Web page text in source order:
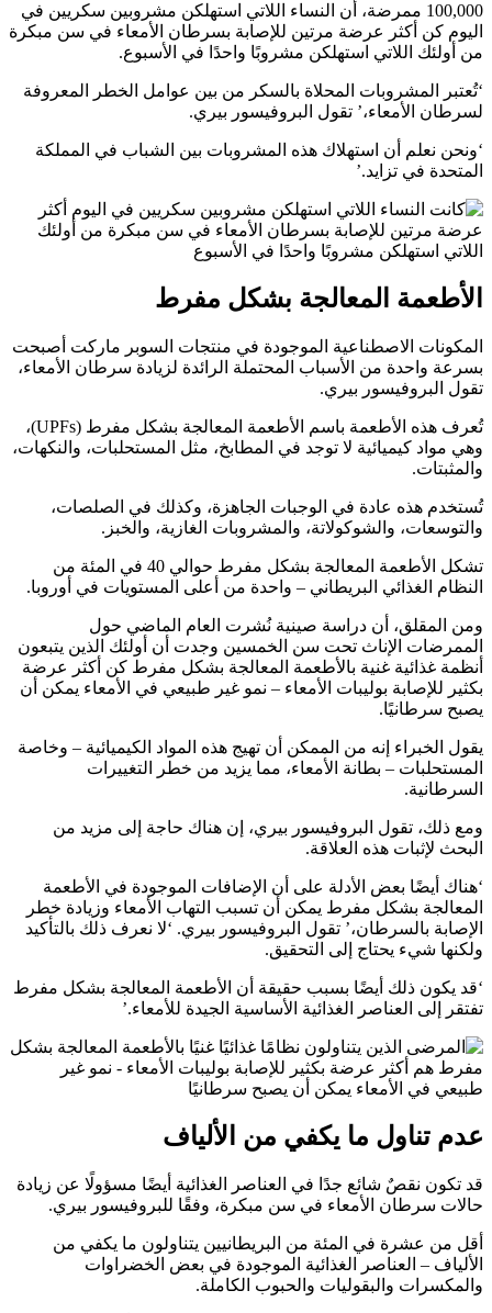
100,000 ممرضة، أن النساء اللاتي استهلكن مشروبين سكريين في
اليوم كن أكثر عرضة مرتين للإصابة بسرطان الأمعاء في سن مبكرة
من أولئك اللاتي استهلكن مشروبًا واحدًا في الأسبوع.
‘تُعتبر المشروبات المحلاة بالسكر من بين عوامل الخطر المعروفة
لسرطان الأمعاء،’ تقول البروفيسور بيري.
‘ونحن نعلم أن استهلاك هذه المشروبات بين الشباب في المملكة
المتحدة في تزايد.’
الأطعمة المعالجة بشكل مفرط
المكونات الاصطناعية الموجودة في منتجات السوبر ماركت أصبحت
بسرعة واحدة من الأسباب المحتملة الرائدة لزيادة سرطان الأمعاء،
تقول البروفيسور بيري.
تُعرف هذه الأطعمة باسم الأطعمة المعالجة بشكل مفرط (UPFs)،
وهي مواد كيميائية لا توجد في المطابخ، مثل المستحلبات، والنكهات،
والمثبتات.
تُستخدم هذه عادة في الوجبات الجاهزة، وكذلك في الصلصات،
والتوسعات، والشوكولاتة، والمشروبات الغازية، والخبز.
تشكل الأطعمة المعالجة بشكل مفرط حوالي 40 في المئة من
النظام الغذائي البريطاني – واحدة من أعلى المستويات في أوروبا.
ومن المقلق، أن دراسة صينية نُشرت العام الماضي حول
الممرضات الإناث تحت سن الخمسين وجدت أن أولئك الذين يتبعون
أنظمة غذائية غنية بالأطعمة المعالجة بشكل مفرط كن أكثر عرضة
بكثير للإصابة بوليبات الأمعاء – نمو غير طبيعي في الأمعاء يمكن أن
يصبح سرطانيًا.
يقول الخبراء إنه من الممكن أن تهيج هذه المواد الكيميائية – وخاصة
المستحلبات – بطانة الأمعاء، مما يزيد من خطر التغييرات
السرطانية.
ومع ذلك، تقول البروفيسور بيري، إن هناك حاجة إلى مزيد من
البحث لإثبات هذه العلاقة.
‘هناك أيضًا بعض الأدلة على أن الإضافات الموجودة في الأطعمة
المعالجة بشكل مفرط يمكن أن تسبب التهاب الأمعاء وزيادة خطر
الإصابة بالسرطان،’ تقول البروفيسور بيري. ‘لا نعرف ذلك بالتأكيد
ولكنها شيء يحتاج إلى التحقيق.
‘قد يكون ذلك أيضًا بسبب حقيقة أن الأطعمة المعالجة بشكل مفرط
تفتقر إلى العناصر الغذائية الأساسية الجيدة للأمعاء.’
عدم تناول ما يكفي من الألياف
قد تكون نقصٌ شائع جدًا في العناصر الغذائية أيضًا مسؤولًا عن زيادة
حالات سرطان الأمعاء في سن مبكرة، وفقًا للبروفيسور بيري.
أقل من عشرة في المئة من البريطانيين يتناولون ما يكفي من
الألياف – العناصر الغذائية الموجودة في بعض الخضراوات
والمكسرات والبقوليات والحبوب الكاملة.